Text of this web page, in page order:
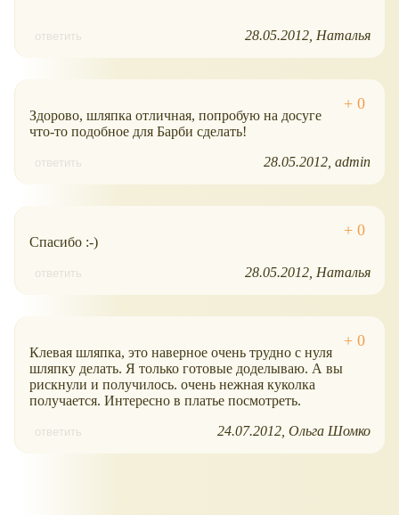
ответить 28.05.2012 Наталья
Здорово, шляпка отличная, попробую на досуге
что-то подобное для Барби сделать!
ответить 28.05.2012 admin
Спасибо :-)
ответить 28.05.2012 Наталья
Клевая шляпка, это наверное очень трудно с нуля
шляпку делать. Я только готовые доделываю. А вы
рискнули и получилось. очень нежная куколка
получается. Интересно в платье посмотреть.
ответить 24.07.2012 Ольга Шомко